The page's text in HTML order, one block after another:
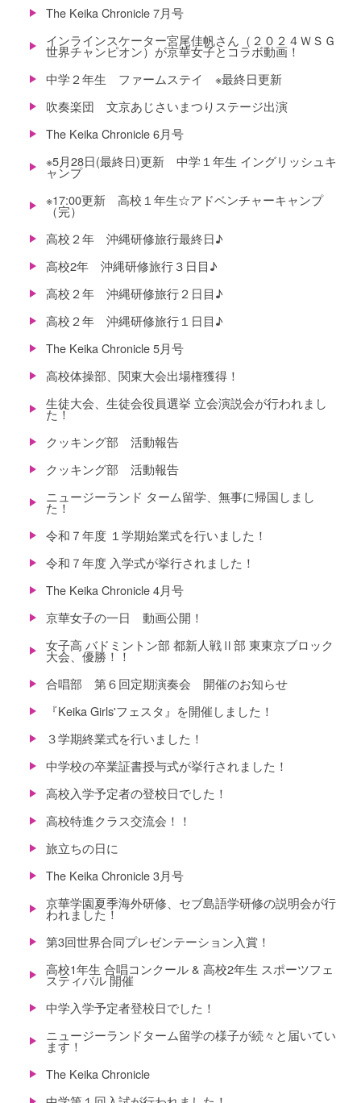
The Keika Chronicle 7月号
インラインスケーター宮尾佳帆さん（２０２４ＷＳＧ
世界チャンピオン）が京華女子とコラボ動画！
中学２年生 ファームステイ ※最終日更新
吹奏楽団 文京あじさいまつりステージ出演
The Keika Chronicle 6月号
※5月28日(最終日)更新 中学１年生 イングリッシュキ
ャンプ
※17:00更新 高校１年生☆アドベンチャーキャンプ
（完）
高校２年 沖縄研修旅行最終日♪
高校2年 沖縄研修旅行３日目♪
高校２年 沖縄研修旅行２日目♪
高校２年 沖縄研修旅行１日目♪
The Keika Chronicle 5月号
高校体操部、関東大会出場権獲得！
生徒大会、生徒会役員選挙 立会演説会が行われまし
た！
クッキング部 活動報告
クッキング部 活動報告
ニュージーランド ターム留学、無事に帰国しまし
た！
令和７年度 １学期始業式を行いました！
令和７年度 入学式が挙行されました！
The Keika Chronicle 4月号
京華女子の一日 動画公開！
女子高 バドミントン部 都新人戦Ⅱ部 東東京ブロック
大会、優勝！！
合唱部 第６回定期演奏会 開催のお知らせ
『Keika Girls'フェスタ』を開催しました！
３学期終業式を行いました！
中学校の卒業証書授与式が挙行されました！
高校入学予定者の登校日でした！
高校特進クラス交流会！！
旅立ちの日に
The Keika Chronicle 3月号
京華学園夏季海外研修、セブ島語学研修の説明会が行
われました！
第3回世界合同プレゼンテーション入賞！
高校1年生 合唱コンクール & 高校2年生 スポーツフェ
スティバル 開催
中学入学予定者登校日でした！
ニュージーランドターム留学の様子が続々と届いてい
ます！
The Keika Chronicle